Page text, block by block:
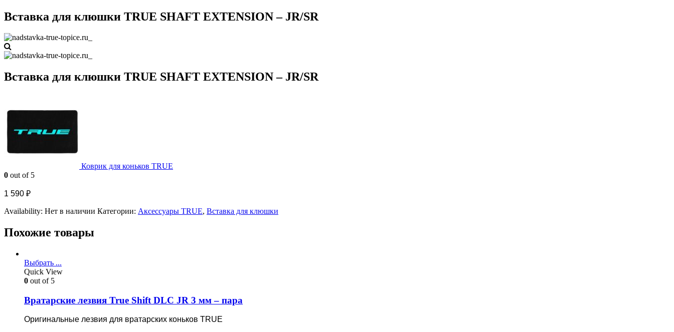
Вставка для клюшки TRUE SHAFT EXTENSION – JR/SR
Вставка для клюшки TRUE SHAFT EXTENSION – JR/SR
Коврик для коньков TRUE
0 out of 5
1 590 ₽
Availability: Нет в наличии Категории: Аксессуары TRUE, Вставка для клюшки
Похожие товары
Выбрать ...
Quick View
0 out of 5
Вратарские лезвия True Shift DLC JR 3 мм – пара
Оригинальные лезвия для вратарских коньков TRUE